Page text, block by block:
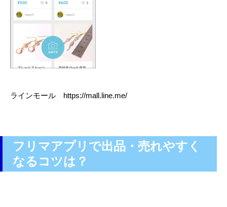
ラインモール https://mall.line.me/
フリマアプリで出品・売れやすく
なるコツは？